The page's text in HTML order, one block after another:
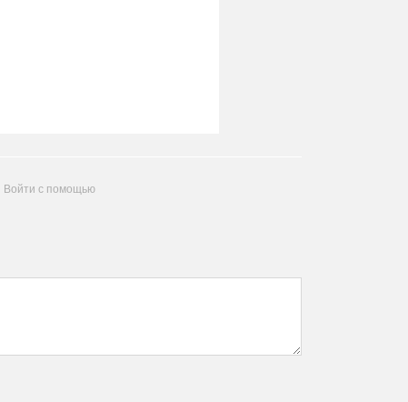
Войти с помощью